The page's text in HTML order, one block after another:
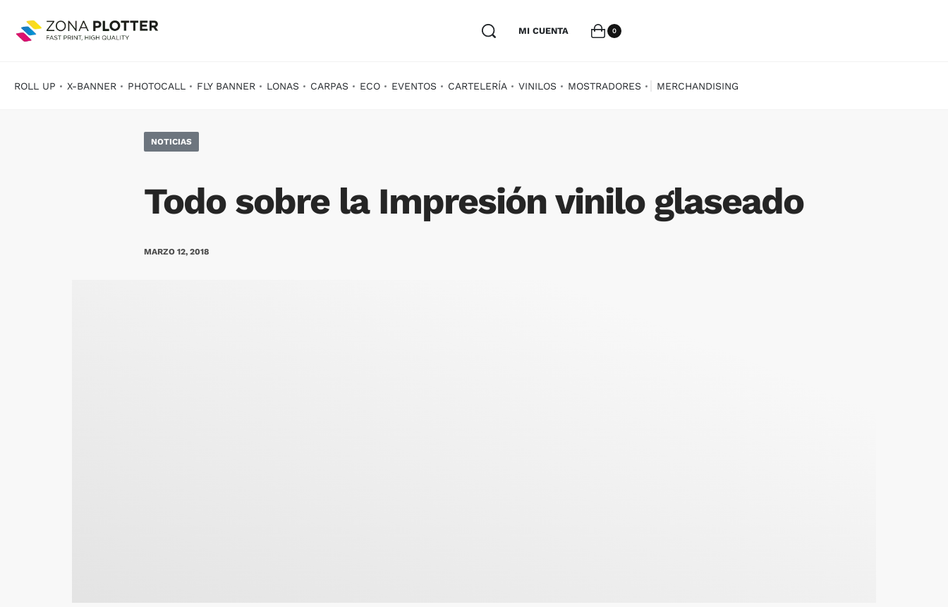
MI CUENTA 0
ROLL UP X-BANNER PHOTOCALL FLY BANNER LONAS CARPAS ECO EVENTOS CARTELERÍA VINILOS MOSTRADORES MERCHANDISING
NOTICIAS
Todo sobre la Impresión vinilo glaseado
MARZO 12, 2018